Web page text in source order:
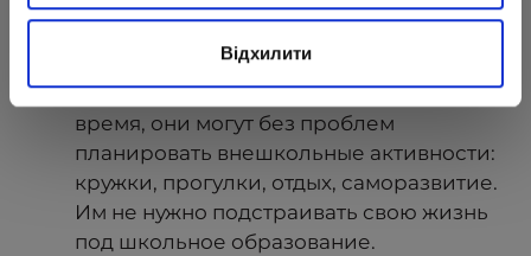
Відхилити
Возможность ученика свободно
Поскольку дети могут проходить
учебный материал в удобное для себя
время, они могут без проблем
планировать внешкольные активности:
кружки, прогулки, отдых, саморазвитие.
Им не нужно подстраивать свою жизнь
под школьное образование.